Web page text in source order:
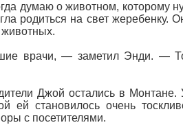
думаю о животном, которому
родиться на свет
врачи, — заметил Энди. —
Джой остались в Монтане.
ей становилось очень
с посетителями.